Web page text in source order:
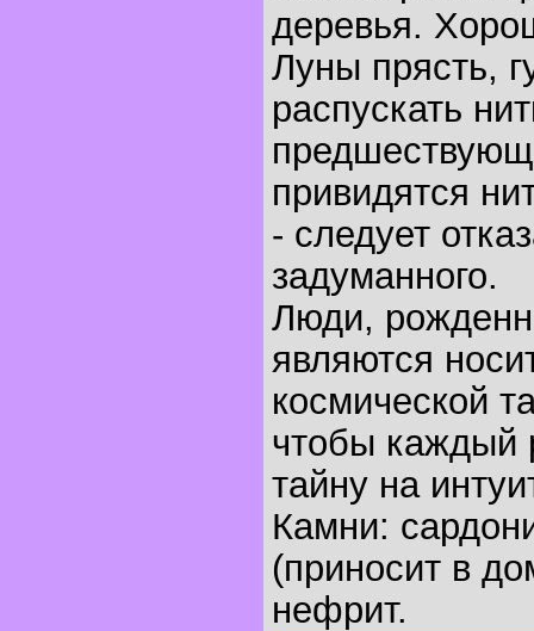
деревья.
Луны прясть,
распускать
привидятся
- следует
задуманного.
Люди,
являются
космической
чтобы каждый
тайну на
Камни:
(приносит в
нефрит.